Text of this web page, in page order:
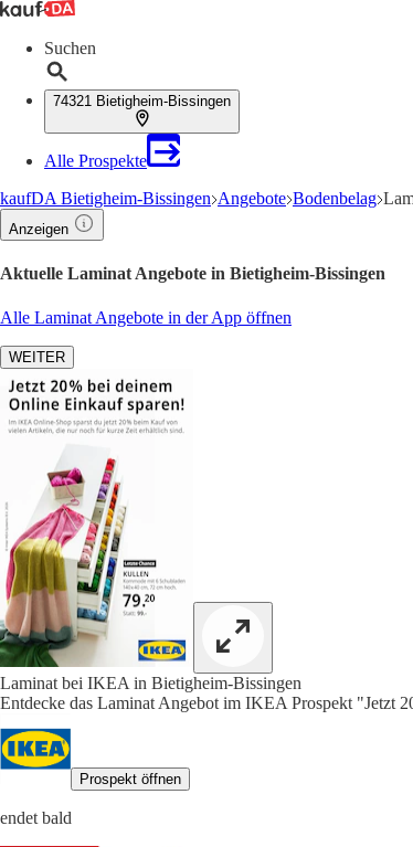
Suchen
74321 Bietigheim-Bissingen
Alle Prospekte
kaufDA Bietigheim-Bissingen Angebote Bodenbelag
Anzeigen
Aktuelle Laminat Angebote in Bietigheim-Bissingen
Alle Laminat Angebote in der App öffnen
WEITER
Laminat bei IKEA in Bietigheim-Bissingen
Entdecke das Laminat Angebot im IKEA Prospekt "Jetzt
Prospekt öffnen
endet bald